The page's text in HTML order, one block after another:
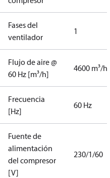
Fases del
ventilador
1
Flujo de aire @
60 Hz [m³/h]
4600 m³/h
Frecuencia
[Hz]
60 Hz
Fuente de
alimentación
del compresor
[V]
230/1/60